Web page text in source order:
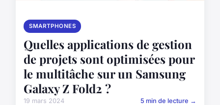
SMARTPHONES
Quelles applications de gestion
de projets sont optimisées pour
le multitâche sur un Samsung
Galaxy Z Fold2 ?
19 mars 2024 5 min de lecture →